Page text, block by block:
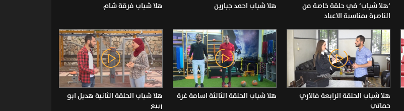
‘هلا شباب‘ في حلقة خاصة من
الناصرة بمناسبة الاعياد
هلا شباب احمد جبارين هلا شباب فرقة شام
هلا شباب الحلقة الرابعة فالاري
حماتي
هلا شباب الحلقة الثالثة اسامة غرة
هلا شباب الحلقة الثانية هديل ابو
ربيع